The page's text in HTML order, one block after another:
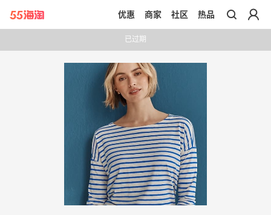
带你去官网买正品
优惠 商家 社区 热品
已过期